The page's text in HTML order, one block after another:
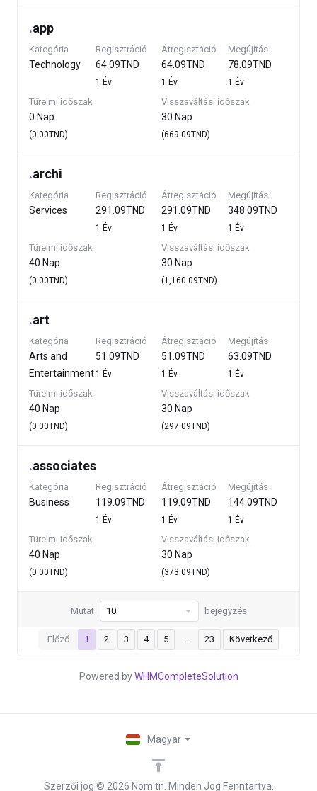
.app
Kategória
Technology
Regisztráció
64.09TND
1 Év
Átregisztáció
64.09TND
1 Év
Megújítás
78.09TND
1 Év
Türelmi időszak
0 Nap
(0.00TND)
Visszaváltási időszak
30 Nap
(669.09TND)
.archi
Kategória
Services
Regisztráció
291.09TND
1 Év
Átregisztáció
291.09TND
1 Év
Megújítás
348.09TND
1 Év
Türelmi időszak
40 Nap
(0.00TND)
Visszaváltási időszak
30 Nap
(1,160.09TND)
.art
Kategória
Arts and
Entertainment
Regisztráció
51.09TND
1 Év
Átregisztáció
51.09TND
1 Év
Megújítás
63.09TND
1 Év
Türelmi időszak
40 Nap
(0.00TND)
Visszaváltási időszak
30 Nap
(297.09TND)
.associates
Kategória
Business
Regisztráció
119.09TND
1 Év
Átregisztáció
119.09TND
1 Év
Megújítás
144.09TND
1 Év
Türelmi időszak
40 Nap
(0.00TND)
Visszaváltási időszak
30 Nap
(373.09TND)
Előző 1 2 3 4 5 … 23 Következő
Mutat bejegyzés
Powered byWHMCompleteSolution
Szerzői jog © 2026 Nom.tn. Minden Jog Fenntartva.
Magyar